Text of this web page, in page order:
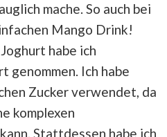
mache. So auch bei
Mango Drink!
habe ich
genommen. Ich habe
Zucker verwendet, da
komplexen
Stattdessen habe ich